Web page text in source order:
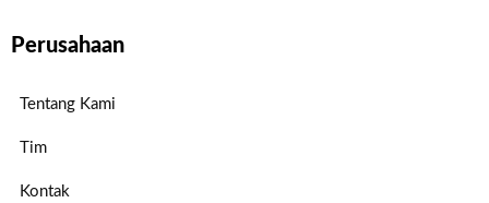
Perusahaan
Tentang Kami
Tim
Kontak